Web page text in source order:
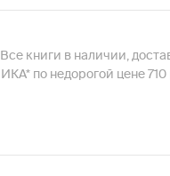
книги в наличии,
по недорогой цене 710